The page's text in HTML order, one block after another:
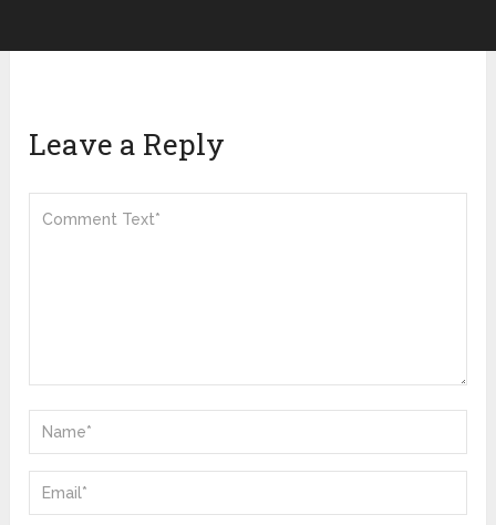
Leave a Reply